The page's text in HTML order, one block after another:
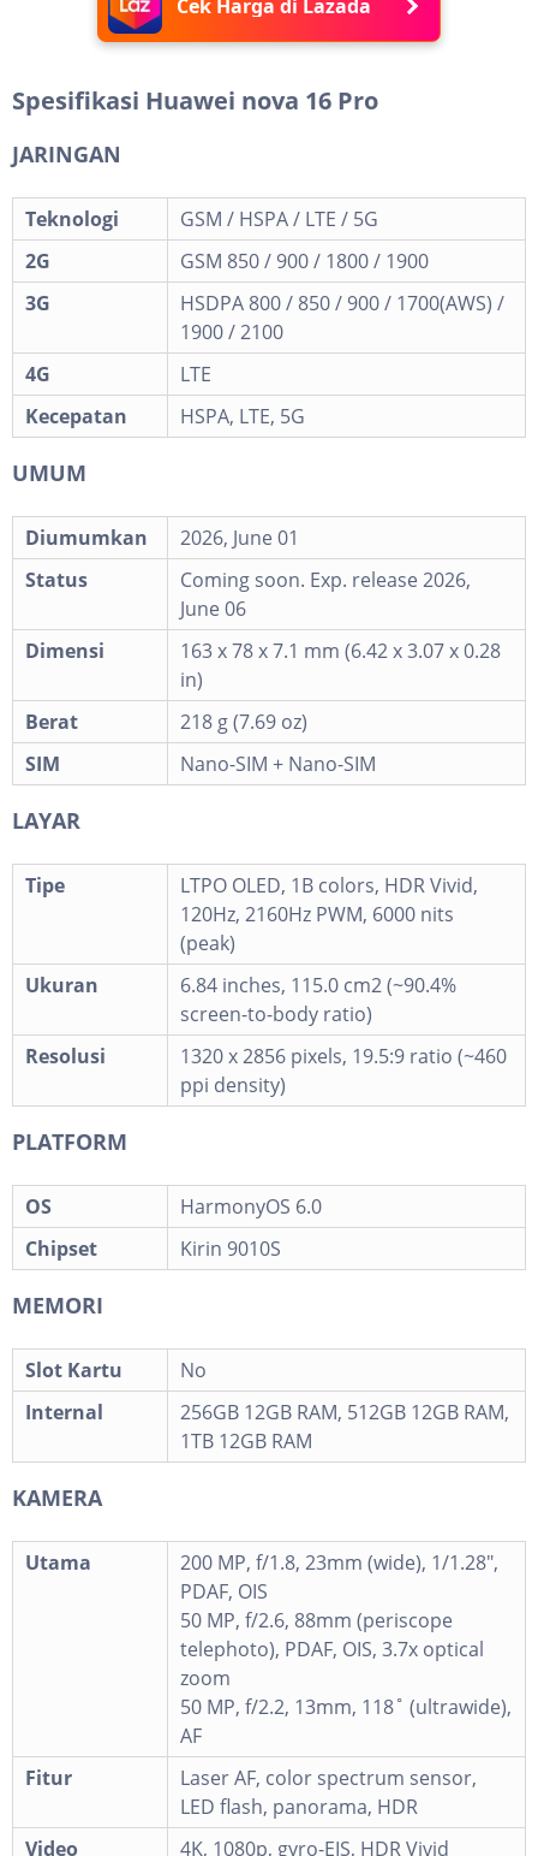
Cek Harga di Lazada
Spesifikasi Huawei nova 16 Pro
JARINGAN
Teknologi
GSM / HSPA / LTE / 5G
2G
GSM 850 / 900 / 1800 / 1900
3G
HSDPA 800 / 850 / 900 / 1700(AWS) /
1900 / 2100
4G
LTE
Kecepatan
HSPA, LTE, 5G
UMUM
Diumumkan
2026, June 01
Status
Coming soon. Exp. release 2026,
June 06
Dimensi
163 x 78 x 7.1 mm (6.42 x 3.07 x 0.28
in)
Berat
218 g (7.69 oz)
SIM
Nano-SIM + Nano-SIM
LAYAR
Tipe
LTPO OLED, 1B colors, HDR Vivid,
120Hz, 2160Hz PWM, 6000 nits
(peak)
Ukuran
6.84 inches, 115.0 cm2 (~90.4%
screen-to-body ratio)
Resolusi
1320 x 2856 pixels, 19.5:9 ratio (~460
ppi density)
PLATFORM
OS
HarmonyOS 6.0
Chipset
Kirin 9010S
MEMORI
Slot Kartu
No
Internal
256GB 12GB RAM, 512GB 12GB RAM,
1TB 12GB RAM
KAMERA
Utama
200 MP, f/1.8, 23mm (wide), 1/1.28",
PDAF, OIS
50 MP, f/2.6, 88mm (periscope
telephoto), PDAF, OIS, 3.7x optical
zoom
50 MP, f/2.2, 13mm, 118˚ (ultrawide),
AF
Fitur
Laser AF, color spectrum sensor,
LED flash, panorama, HDR
Video
4K, 1080p, gyro-EIS, HDR Vivid